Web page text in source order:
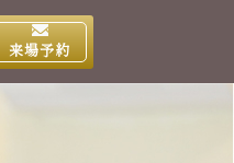
来場予約